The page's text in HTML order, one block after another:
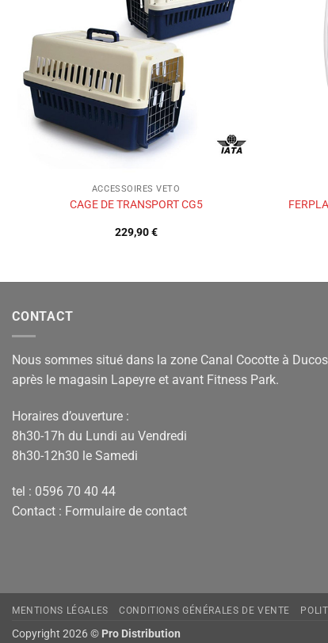
souhaits
ACCESSOIRES VETO
CAGE DE TRANSPORT CG5
229,90€
CONTACT
Nous sommes situé dans la zone Canal Cocotte à Ducos
après le magasin Lapeyre et avant Fitness Park.
Horaires d’ouverture :
8h30-17h du Lundi au Vendredi
8h30-12h30 le Samedi
tel : 0596 70 40 44
Contact : Formulaire de contact
MENTIONS LÉGALES CONDITIONS GÉNÉRALES DE VENTE
Copyright 2026 © Pro Distribution